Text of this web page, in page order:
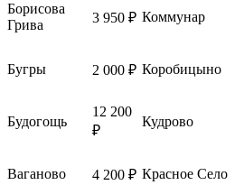
Борисова
Грива
3 950 ₽ Коммунар
Бугры 2 000 ₽ Коробицыно
Будогощь
12 200
₽
Кудрово
Ваганово 4 200 ₽ Красное Село